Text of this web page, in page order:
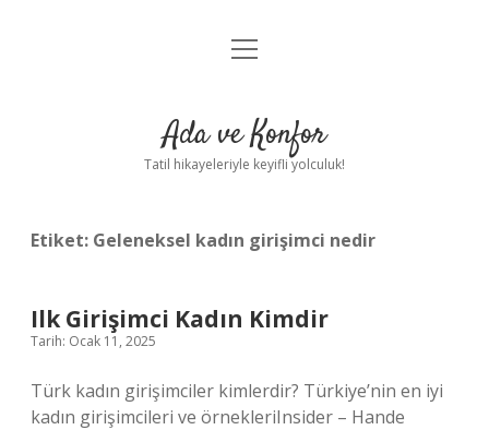
Anasayfa
Yasal Uyarı
menüyü
Ada ve Konfor
Tatil hikayeleriyle keyifli yolculuk!
Etiket: Geleneksel kadın girişimci nedir
Ilk Girişimci Kadın Kimdir
Tarih: Ocak 11, 2025
Türk kadın girişimciler kimlerdir? Türkiye’nin en iyi
kadın girişimcileri ve örnekleriInsider – Hande